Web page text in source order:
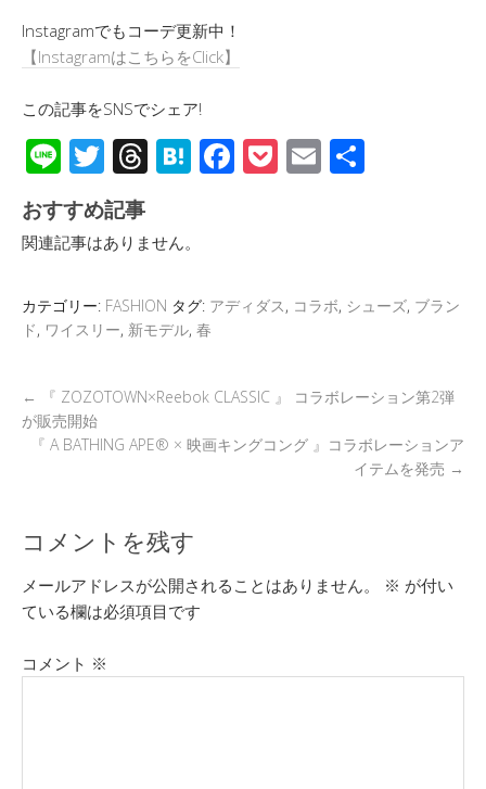
Instagramでもコーデ更新中！
【InstagramはこちらをClick】
この記事をSNSでシェア!
Li
n
e
T
wi
tt
er
T
hr
e
a
d
s
H
at
a
F
ac
o
o
P
o
E
m
おすすめ記事
関連記事はありません。
カテゴリー: FASHION タグ: アディダス, コラボ, シューズ, ブラン
ド, ワイスリー, 新モデル, 春
←
『 ZOZOTOWN×Reebok CLASSIC 』 コラボレーション第2弾
が販売開始
『 A BATHING APE® × 映画キングコング 』コラボレーションア
イテムを発売 →
コメントを残す
メールアドレスが公開されることはありません。 ※ が付い
ている欄は必須項目です
コメント ※